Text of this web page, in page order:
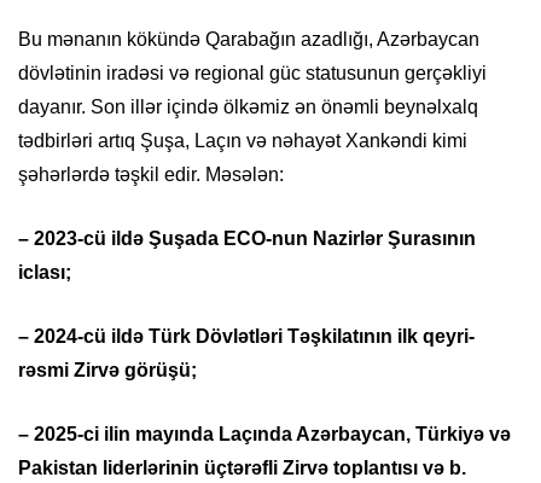
Bu mənanın kökündə Qarabağın azadlığı, Azərbaycan
dövlətinin iradəsi və regional güc statusunun gerçəkliyi
dayanır. Son illər içində ölkəmiz ən önəmli beynəlxalq
tədbirləri artıq Şuşa, Laçın və nəhayət Xankəndi kimi
şəhərlərdə təşkil edir. Məsələn:
– 2023-cü ildə Şuşada ECO-nun Nazirlər Şurasının
iclası;
– 2024-cü ildə Türk Dövlətləri Təşkilatının ilk qeyri-
rəsmi Zirvə görüşü;
– 2025-ci ilin mayında Laçında Azərbaycan, Türkiyə və
Pakistan liderlərinin üçtərəfli Zirvə toplantısı və b.